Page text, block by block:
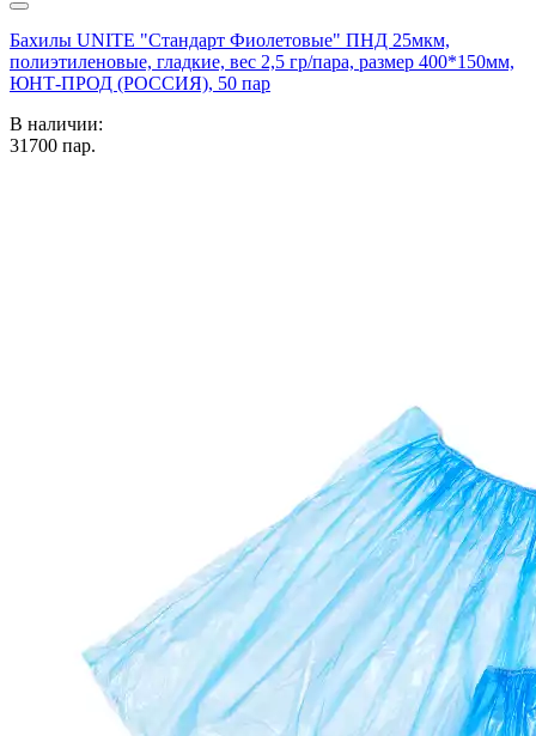
Бахилы UNITE "Стандарт Фиолетовые" ПНД 25мкм,
полиэтиленовые, гладкие, вес 2,5 гр/пара, размер 400*150мм,
ЮНТ-ПРОД (РОССИЯ), 50 пар
В наличии:
31700 пар.